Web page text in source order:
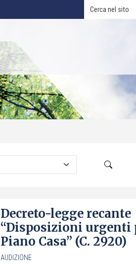
Decreto-legge recante
“Disposizioni urgenti
Piano Casa” (C. 2920)
AUDIZIONE